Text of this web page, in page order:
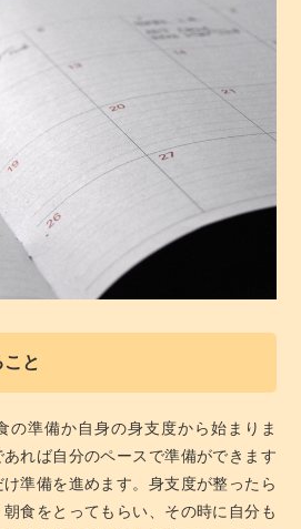
と
の準備か自身の身支度から始まりま
れば自分のペースで準備ができます
準備を進めます。身支度が整ったら
食をとってもらい、その時に自分も